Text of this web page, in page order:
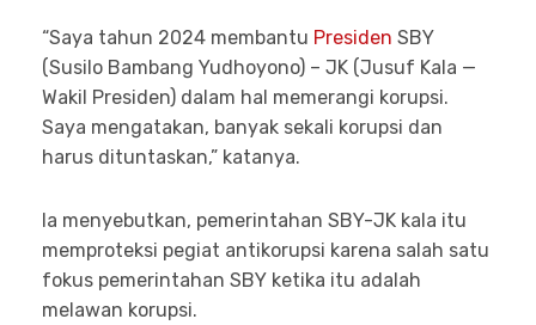
“Saya tahun 2024 membantu Presiden SBY
(Susilo Bambang Yudhoyono) – JK (Jusuf Kala —
Wakil Presiden) dalam hal memerangi korupsi.
Saya mengatakan, banyak sekali korupsi dan
harus dituntaskan,” katanya.
Ia menyebutkan, pemerintahan SBY-JK kala itu
memproteksi pegiat antikorupsi karena salah satu
fokus pemerintahan SBY ketika itu adalah
melawan korupsi.